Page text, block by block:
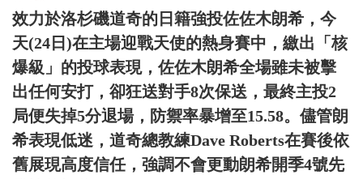
效力於洛杉磯道奇的日籍強投佐佐木朗希，今
天(24日)在主場迎戰天使的熱身賽中，繳出「核
爆級」的投球表現，佐佐木朗希全場雖未被擊
出任何安打，卻狂送對手8次保送，最終主投2
局便失掉5分退場，防禦率暴增至15.58。儘管朗
希表現低迷，道奇總教練Dave Roberts在賽後依
舊展現高度信任，強調不會更動朗希開季4號先